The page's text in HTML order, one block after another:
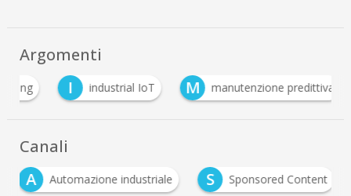
Argomenti
industrial IoT M manutenzione predittiva
Canali
A
Automazione industriale S Sponsored Content